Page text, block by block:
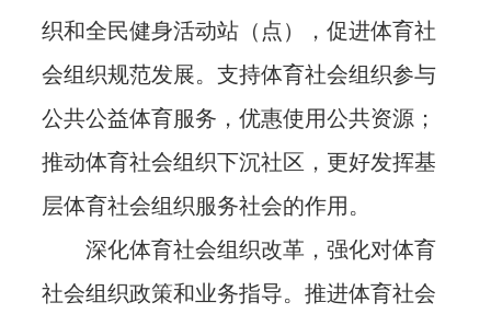
织和全民健身活动站（点），促进体育社
会组织规范发展。支持体育社会组织参与
公共公益体育服务，优惠使用公共资源；
推动体育社会组织下沉社区，更好发挥基
层体育社会组织服务社会的作用。
深化体育社会组织改革，强化对体育
社会组织政策和业务指导。推进体育社会